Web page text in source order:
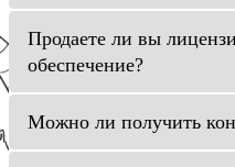
Продаете ли вы
обеспечение?
Можно ли получить